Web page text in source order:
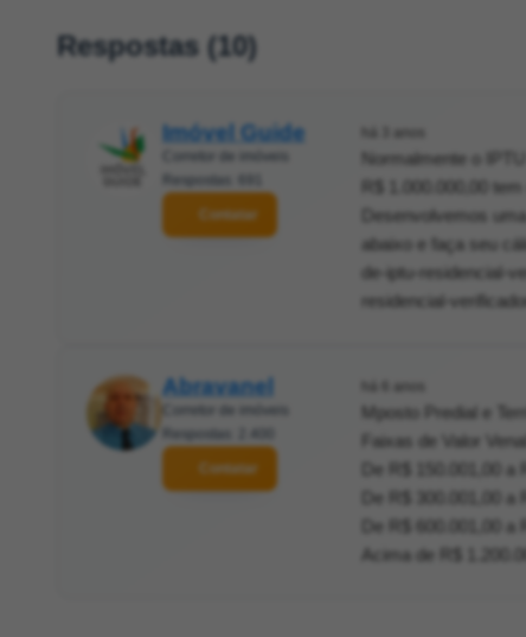
Respostas (10)
Imóvel Guide
Contatar
Normalmente o
R$ 1.000.000,00
Desenvolvemos
abaixo e faça seu
de-iptu-residencial-
residencial-
Abravanel
Contatar
Mposto Predial e
Faixas de Valor
De R$ 150.001,00 a
De R$ 300.001,00 a
De R$ 600.001,00 a
Acima de R$